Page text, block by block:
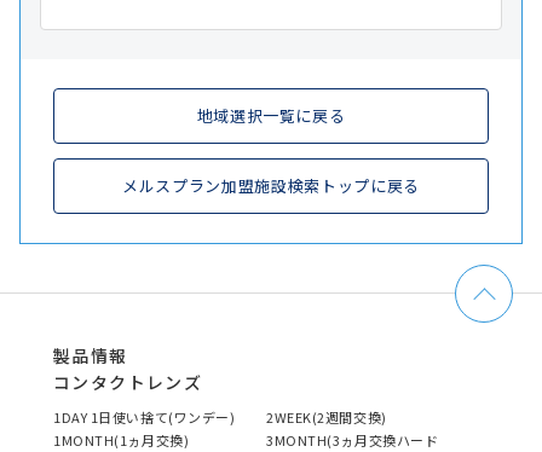
地域選択一覧に戻る
メルスプラン加盟施設検索トップに戻る
製品情報
コンタクトレンズ
1DAY 1日使い捨て(ワンデー)
2WEEK(2週間交換)
1MONTH(1ヵ月交換)
3MONTH(3ヵ月交換ハード